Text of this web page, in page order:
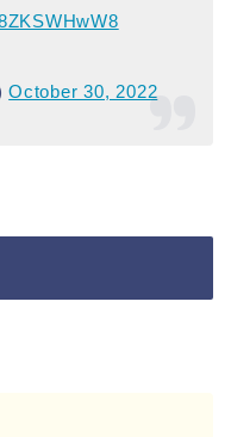
October 30, 2022